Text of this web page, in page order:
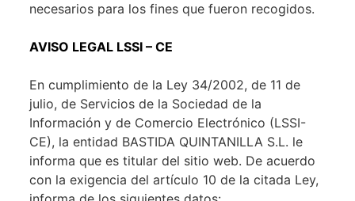
necesarios para los fines que fueron recogidos.
AVISO LEGAL LSSI – CE
En cumplimiento de la Ley 34/2002, de 11 de
julio, de Servicios de la Sociedad de la
Información y de Comercio Electrónico (LSSI-
CE), la entidad BASTIDA QUINTANILLA S.L. le
informa que es titular del sitio web. De acuerdo
con la exigencia del artículo 10 de la citada Ley,